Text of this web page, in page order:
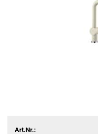
Art.Nr.: